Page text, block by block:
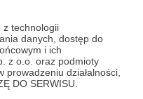
z technologii
danych, dostęp do
i ich
z o.o. oraz podmioty
działalności,
DO SERWISU.
być zalogowany